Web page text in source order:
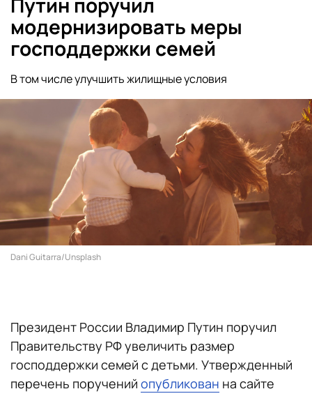
модернизировать меры
господдержки семей
В том числе улучшить жилищные условия
Dani Guitarra/Unsplash
Президент России Владимир Путин поручил
Правительству РФ увеличить размер
господдержки семей с детьми. Утвержденный
перечень поручений опубликован на сайте